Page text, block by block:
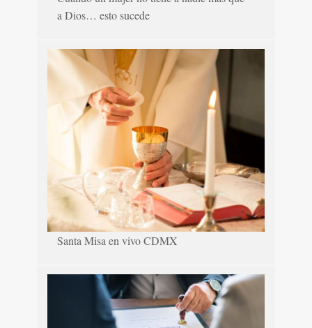
a Dios… esto sucede
Santa Misa en vivo CDMX